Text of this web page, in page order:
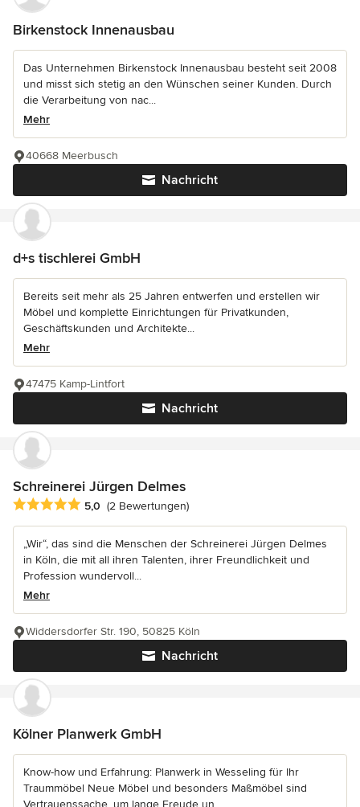
Birkenstock Innenausbau
Das Unternehmen Birkenstock Innenausbau besteht seit 2008
und misst sich stetig an den Wünschen seiner Kunden. Durch
die Verarbeitung von nac...
Mehr
Nachricht
40668 Meerbusch
d+s tischlerei GmbH
Bereits seit mehr als 25 Jahren entwerfen und erstellen wir
Möbel und komplette Einrichtungen für Privatkunden,
Geschäftskunden und Architekte...
Mehr
Nachricht
47475 Kamp-Lintfort
Schreinerei Jürgen Delmes
Durchschnittliche Bewertung: 5 von 5 Sternen
5,0 (2 Bewertungen)
„Wir“, das sind die Menschen der Schreinerei Jürgen Delmes
in Köln, die mit all ihren Talenten, ihrer Freundlichkeit und
Profession wundervoll...
Mehr
Nachricht
Widdersdorfer Str. 190, 50825 Köln
Kölner Planwerk GmbH
Know-how und Erfahrung: Planwerk in Wesseling für Ihr
Traummöbel Neue Möbel und besonders Maßmöbel sind